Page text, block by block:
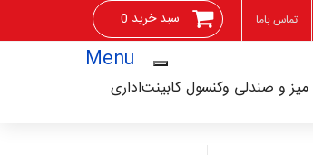
تماس باما سبد خرید 0
Menu
میز و صندلی وکنسول کابینتاداری